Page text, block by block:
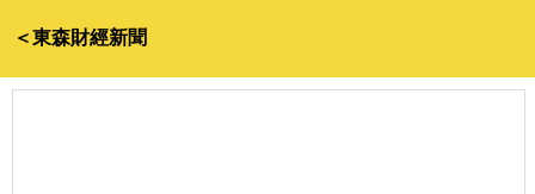
＜東森財經新聞